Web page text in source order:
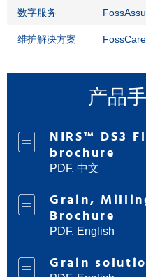
数字服务
维护解决方案
产品
NIRS™ DS3
brochure
PDF, 中文
Grain,
Brochure
PDF, English
Grain